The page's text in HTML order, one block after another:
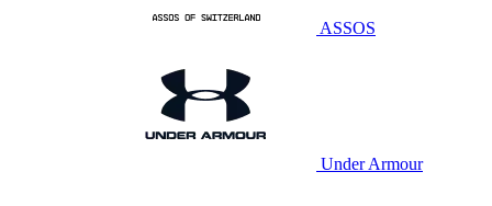
ASSOS
Under Armour